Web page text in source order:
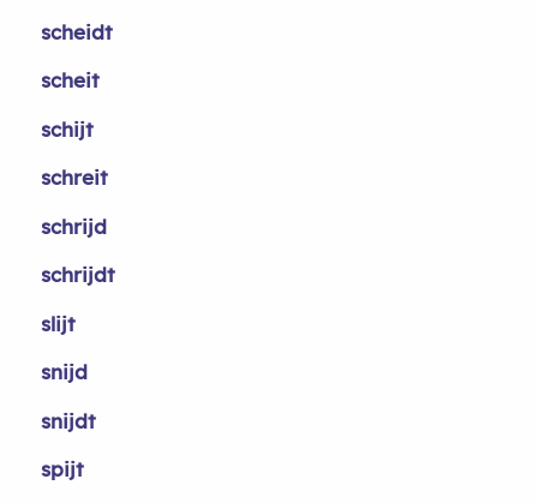
scheidt
scheit
schijt
schreit
schrijd
schrijdt
slijt
snijd
snijdt
spijt